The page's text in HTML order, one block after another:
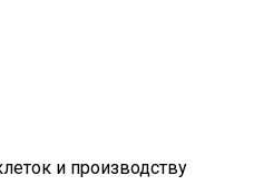
и производству